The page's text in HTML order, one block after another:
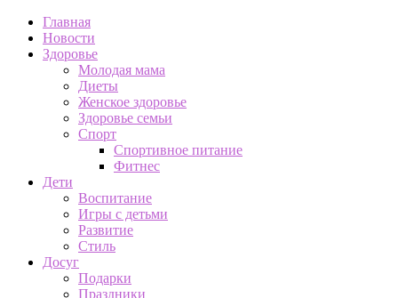
Главная
Новости
Здоровье
Молодая мама
Диеты
Женское здоровье
Здоровье семьи
Спорт
Спортивное питание
Фитнес
Дети
Воспитание
Игры с детьми
Развитие
Стиль
Досуг
Подарки
Праздники